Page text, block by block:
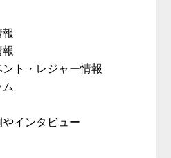
ト・レジャー情報
インタビュー